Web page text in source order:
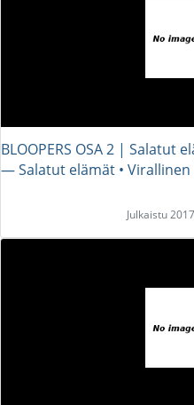
BLOOPERS OSA 2 | Salatut
― Salatut elämät • Virallinen
Julkaistu